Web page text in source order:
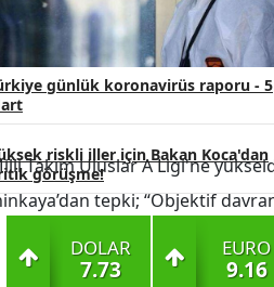
günlük koronavirüs raporu - 5
riskli iller için Bakan Koca'dan
görüşme!
DOLAR
7.73
EURO
9.16